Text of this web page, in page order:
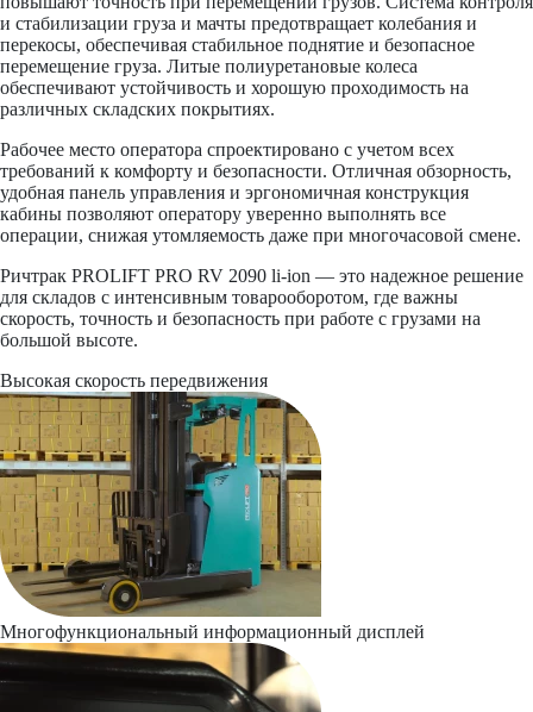
и стабилизации груза и мачты предотвращает колебания и
перекосы, обеспечивая стабильное поднятие и безопасное
перемещение груза. Литые полиуретановые колеса
обеспечивают устойчивость и хорошую проходимость на
различных складских покрытиях.
Рабочее место оператора спроектировано с учетом всех
требований к комфорту и безопасности. Отличная обзорность,
удобная панель управления и эргономичная конструкция
кабины позволяют оператору уверенно выполнять все
операции, снижая утомляемость даже при многочасовой смене.
Ричтрак PROLIFT PRO RV 2090 li-ion — это надежное решение
для складов с интенсивным товарооборотом, где важны
скорость, точность и безопасность при работе с грузами на
большой высоте.
Высокая скорость передвижения
Многофункциональный информационный дисплей